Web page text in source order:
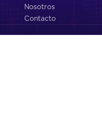
Nosotros
Contacto